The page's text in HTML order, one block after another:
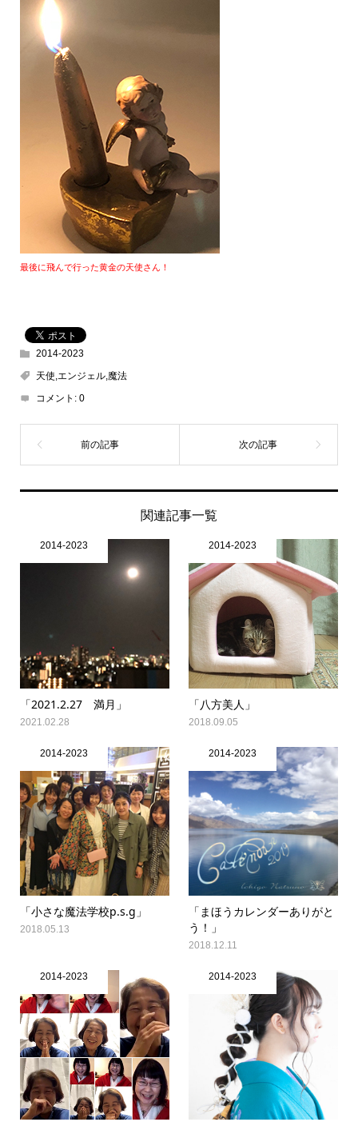
最後に飛んで行った黄金の天使さん！
2014-2023
天使,エンジェル,魔法
コメント: 0
関連記事一覧
2014-2023
「2021.2.27 満月」
2021.02.28
2014-2023
「八方美人」
2018.09.05
2014-2023
「小さな魔法学校p.s.g」
2018.05.13
2014-2023
「まほうカレンダーありがと
う！」
2018.12.11
2014-2023 2014-2023